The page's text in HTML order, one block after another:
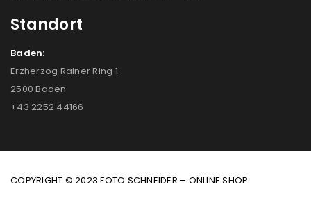
Standort
Baden:
Erzherzog Rainer Ring 1
2500 Baden
+43 2252 44166
COPYRIGHT © 2023 FOTO SCHNEIDER – ONLINE SHOP